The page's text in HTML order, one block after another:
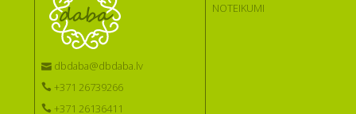
dbdaba@dbdaba.lv
+371 26739266
+371 26136411
NOTEIKUMI